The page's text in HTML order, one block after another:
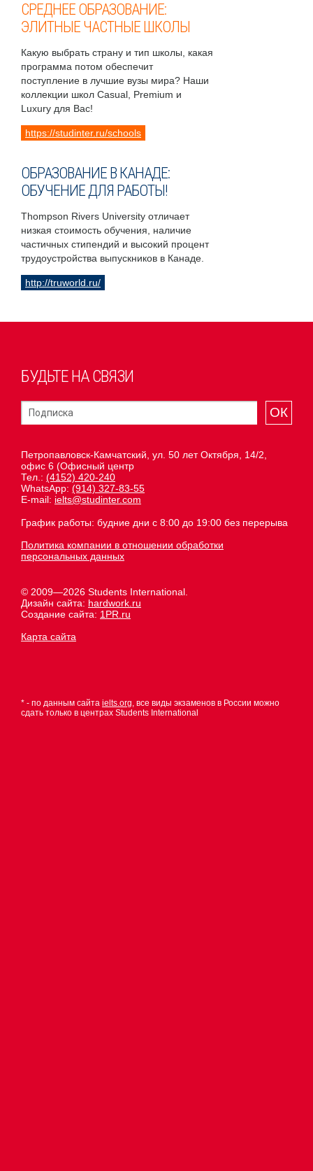
СРЕДНЕЕ ОБРАЗОВАНИЕ:
ЭЛИТНЫЕ ЧАСТНЫЕ ШКОЛЫ
Какую выбрать страну и тип школы, какая
программа потом обеспечит
поступление в лучшие вузы мира? Наши
коллекции школ Casual, Premium и
Luxury для Вас!
https://studinter.ru/schools
ОБРАЗОВАНИЕ В КАНАДЕ:
ОБУЧЕНИЕ ДЛЯ РАБОТЫ!
Thompson Rivers University отличает
низкая стоимость обучения, наличие
частичных стипендий и высокий процент
трудоустройства выпускников в Канаде.
http://truworld.ru/
БУДЬТЕ НА СВЯЗИ
ОК
Петропавловск-Камчатский, ул. 50 лет Октября, 14/2,
офис 6 (Офисный центр
Тел.: (4152) 420-240
WhatsApp: (914) 327-83-55
E-mail: ielts@studinter.com
График работы: будние дни с 8:00 до 19:00 без перерыва
Политика компании в отношении обработки
персональных данных
© 2009—2026 Students International.
Дизайн сайта: hardwork.ru
Создание сайта: 1PR.ru
Карта сайта
* - по данным сайта ielts.org, все виды экзаменов в России можно
сдать только в центрах Students International